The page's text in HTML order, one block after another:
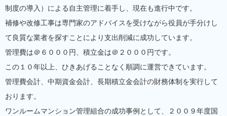
制度の導入）による自主管理に着手し、現在も進行中です。
補修や改修工事は専門家のアドバイスを受けながら役員が手分けし
て良質な業者を探すことにより支出削減に成功しています。
管理費は＠６０００円、積立金は＠２０００円です。
この１０年以上、ひきあげることなく順調に運営できています。
管理費会計、中期資金会計、長期積立金会計の財務体制を実行して
おります。
ワンルームマンション管理組合の成功事例として、２００９年度国